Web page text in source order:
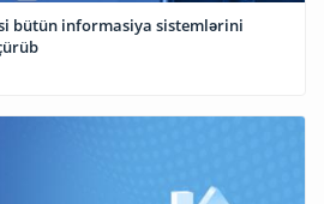
bütün informasiya sistemlərini